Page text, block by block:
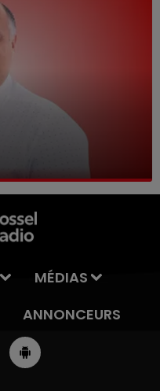
MÉDIAS
ANNONCEURS